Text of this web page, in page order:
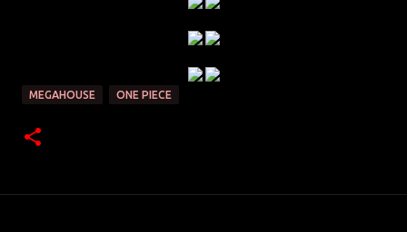
MEGAHOUSE ONE PIECE